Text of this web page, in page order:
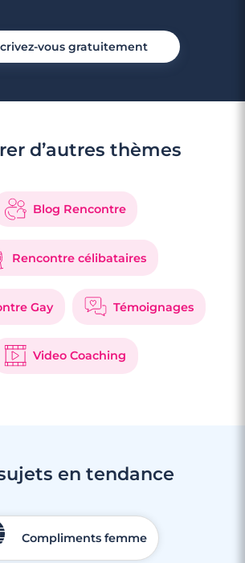
Marquise
Aire-sur-la-Lys
vous gratuitement
d’autres thèmes
Blog Rencontre
Rencontre célibataires
Gay Témoignages
Video Coaching
en tendance
Compliments femme